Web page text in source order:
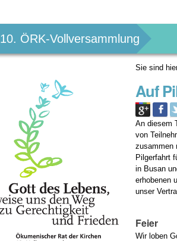
10. ÖRK-Vollversammlung
Sie sind
Auf
An diesem
von
zusammen
Pilgerfahrt
in Busan
erhobenen
unser
Feier
Wir loben